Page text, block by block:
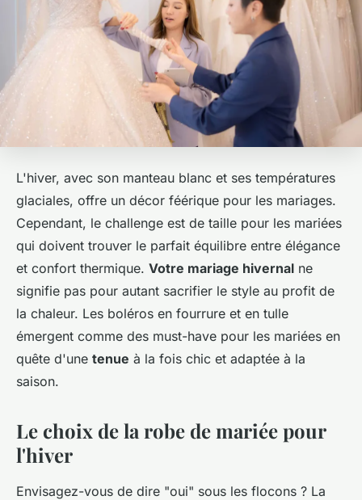
L'hiver, avec son manteau blanc et ses températures
glaciales, offre un décor féérique pour les mariages.
Cependant, le challenge est de taille pour les mariées
qui doivent trouver le parfait équilibre entre élégance
et confort thermique. Votre mariage hivernal ne
signifie pas pour autant sacrifier le style au profit de
la chaleur. Les boléros en fourrure et en tulle
émergent comme des must-have pour les mariées en
quête d'une tenue à la fois chic et adaptée à la
saison.
Le choix de la robe de mariée pour
l'hiver
Envisagez-vous de dire "oui" sous les flocons ? La